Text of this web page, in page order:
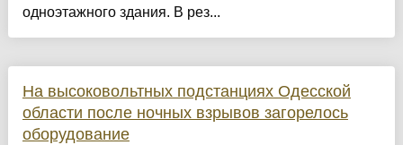
одноэтажного здания. В рез...
На высоковольтных подстанциях Одесской
области после ночных взрывов загорелось
оборудование